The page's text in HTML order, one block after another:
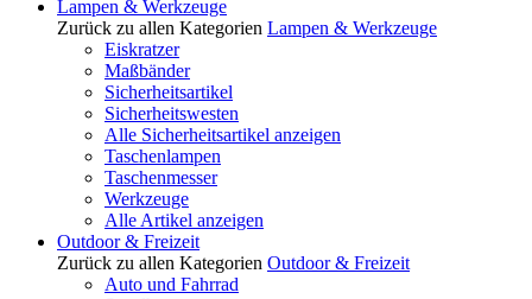
Lampen & Werkzeuge
Zurück zu allen Kategorien Lampen & Werkzeuge
Eiskratzer
Maßbänder
Sicherheitsartikel
Sicherheitswesten
Alle Sicherheitsartikel anzeigen
Taschenlampen
Taschenmesser
Werkzeuge
Alle Artikel anzeigen
Outdoor & Freizeit
Zurück zu allen Kategorien Outdoor & Freizeit
Auto und Fahrrad